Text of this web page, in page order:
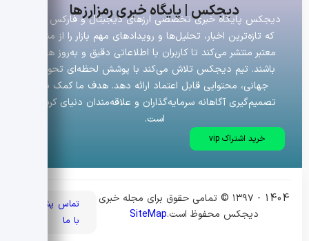
دیجکس | پایگاه خبری رمزارزها
دیجکس پایگاه خبری تخصصی ارزهای دیجیتال و فارکس است
که تازه‌ترین اخبار، تحلیل‌ها و رویدادهای مهم بازار را از منابع
معتبر منتشر می‌کند تا کاربران با اطلاعاتی دقیق و به‌روز همراه
باشند. تیم دیجکس تلاش می‌کند با پوشش لحظه‌ای تحولات
جهانی، محتوایی قابل اعتماد ارائه دهد. هدف ما کمک به
تصمیم‌گیری آگاهانه سرمایه‌گذاران و علاقه‌مندان دنیای کریپتو
است.
خرید اشتراک vip
1404 - ۱۳۹۷ © تمامی حقوق برای مجله خبری
دیجکس محفوظ است.SiteMap
تماس
با ما
پشتیبانی